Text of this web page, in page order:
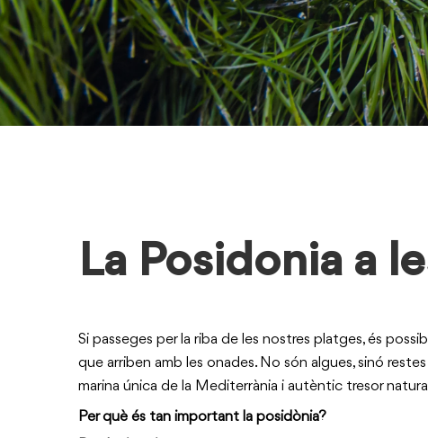
La Posidonia a
Si passeges per la riba de les nostres platges, és
que arriben amb les onades. No són algues, sinó
marina única de la Mediterrània i autèntic tresor
Per què és tan important la posidònia?